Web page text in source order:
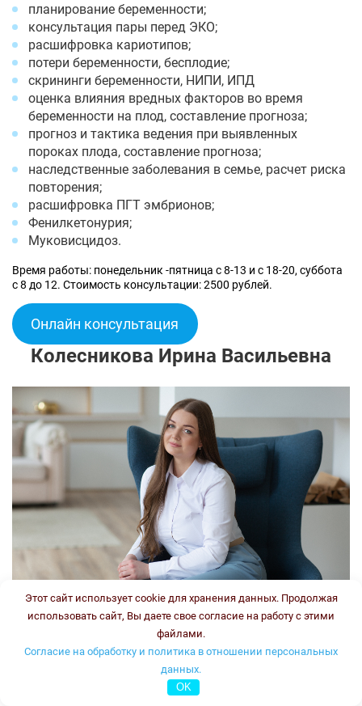
планирование беременности;
консультация пары перед ЭКО;
расшифровка кариотипов;
потери беременности, бесплодие;
скрининги беременности, НИПИ, ИПД
оценка влияния вредных факторов во время
беременности на плод, составление прогноза;
прогноз и тактика ведения при выявленных
пороках плода, составление прогноза;
наследственные заболевания в семье, расчет риска
повторения;
расшифровка ПГТ эмбрионов;
Фенилкетонурия;
Муковисцидоз.
Время работы: понедельник -пятница с 8-13 и с 18-20, суббота
с 8 до 12. Стоимость консультации: 2500 рублей.
Онлайн консультация
Колесникова Ирина Васильевна
Врач-генетик, врач клинической лабораторной
диагностики
Стаж:
Этот сайт использует cookie для хранения данных. Продолжая
использовать сайт, Вы даете свое согласие на работу с этими
файлами.
Согласие на обработку и политика в отношении персональных
данных.
OK